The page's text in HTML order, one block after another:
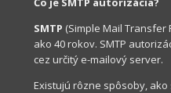
SMTP (Simple Mail
ako 40 rokov. SMTP
cez určitý e-mailový server.
Existujú rôzne spôsoby,